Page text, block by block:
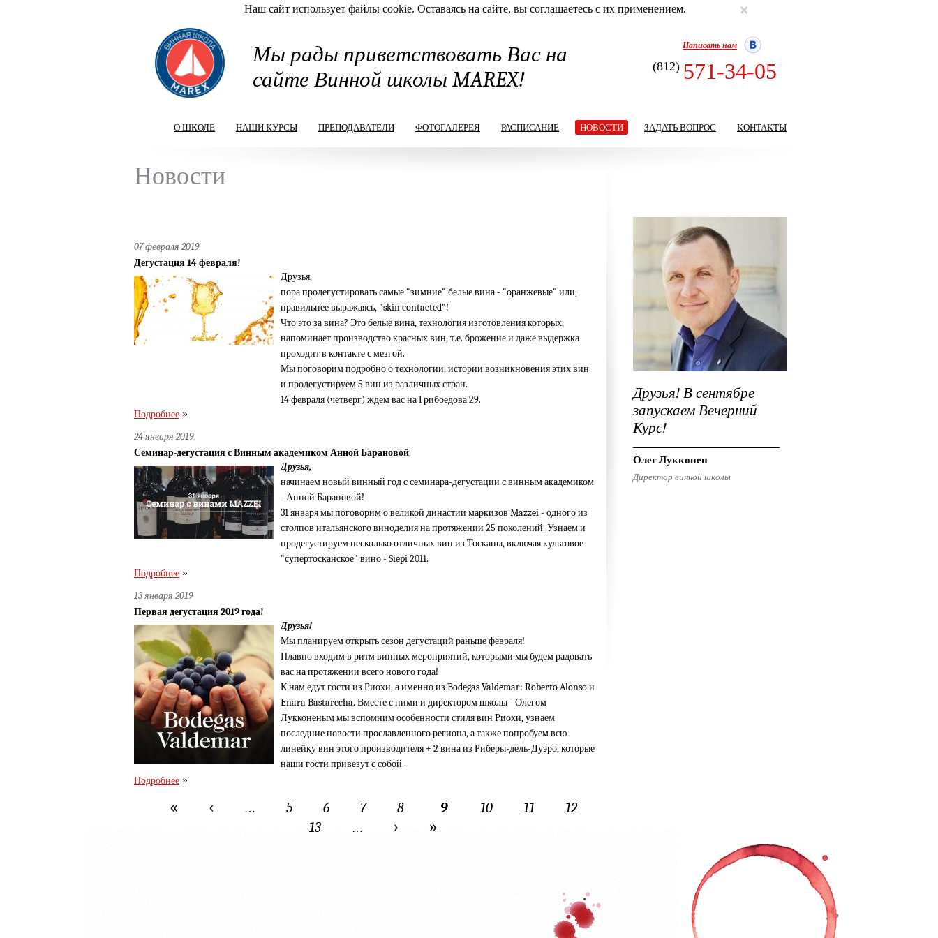
Наш сайт использует файлы cookie. Оставаясь на сайте, вы соглашаетесь с их применением. ×
Мы рады приветствовать Вас на
сайте Винной школы MAREX!
Написать нам
(812) 571-34-05
О ШКОЛЕ НАШИ КУРСЫ ПРЕПОДАВАТЕЛИ ФОТОГАЛЕРЕЯ РАСПИСАНИЕ НОВОСТИ ЗАДАТЬ ВОПРОС КОНТАКТЫ
Новости
07 февраля 2019
Дегустация 14 февраля!
Друзья,
пора продегустировать самые "зимние" белые вина - "оранжевые" или,
правильнее выражаясь, "skin contacted"!
Что это за вина? Это белые вина, технология изготовления которых,
напоминает производство красных вин, т.е. брожение и даже выдержка
проходит в контакте с мезгой.
Мы поговорим подробно о технологии, истории возникновения этих вин
и продегустируем 5 вин из различных стран.
14 февраля (четверг) ждем вас на Грибоедова 29.
Подробнее »
24 января 2019
Семинар-дегустация с Винным академиком Анной Барановой
Друзья,
начинаем новый винный год с семинара-дегустации с винным академиком
- Анной Барановой!
31 января мы поговорим о великой династии маркизов Mazzei - одного из
столпов итальянского виноделия на протяжении 25 поколений. Узнаем и
продегустируем несколько отличных вин из Тосканы, включая культовое
"супертосканское" вино - Siepi 2011.
Подробнее »
13 января 2019
Первая дегустация 2019 года!
Друзья!
Мы планируем открыть сезон дегустаций раньше февраля!
Плавно входим в ритм винных мероприятий, которыми мы будем радовать
вас на протяжении всего нового года!
К нам едут гости из Риохи, а именно из Bodegas Valdemar: Roberto Alonso и
Enara Bastarecha. Вместе с ними и директором школы - Олегом
Лукконеным мы вспомним особенности стиля вин Риохи, узнаем
последние новости прославленного региона, а также попробуем всю
линейку вин этого производителя + 2 вина из Риберы-дель-Дуэро, которые
наши гости привезут с собой.
Подробнее »
Страницы
« ‹ … 5 6 7 8 9 10 11
12
13
… › »
Друзья! В сентябре
запускаем Вечерний
Курс!
Олег Лукконен
Директор винной школы